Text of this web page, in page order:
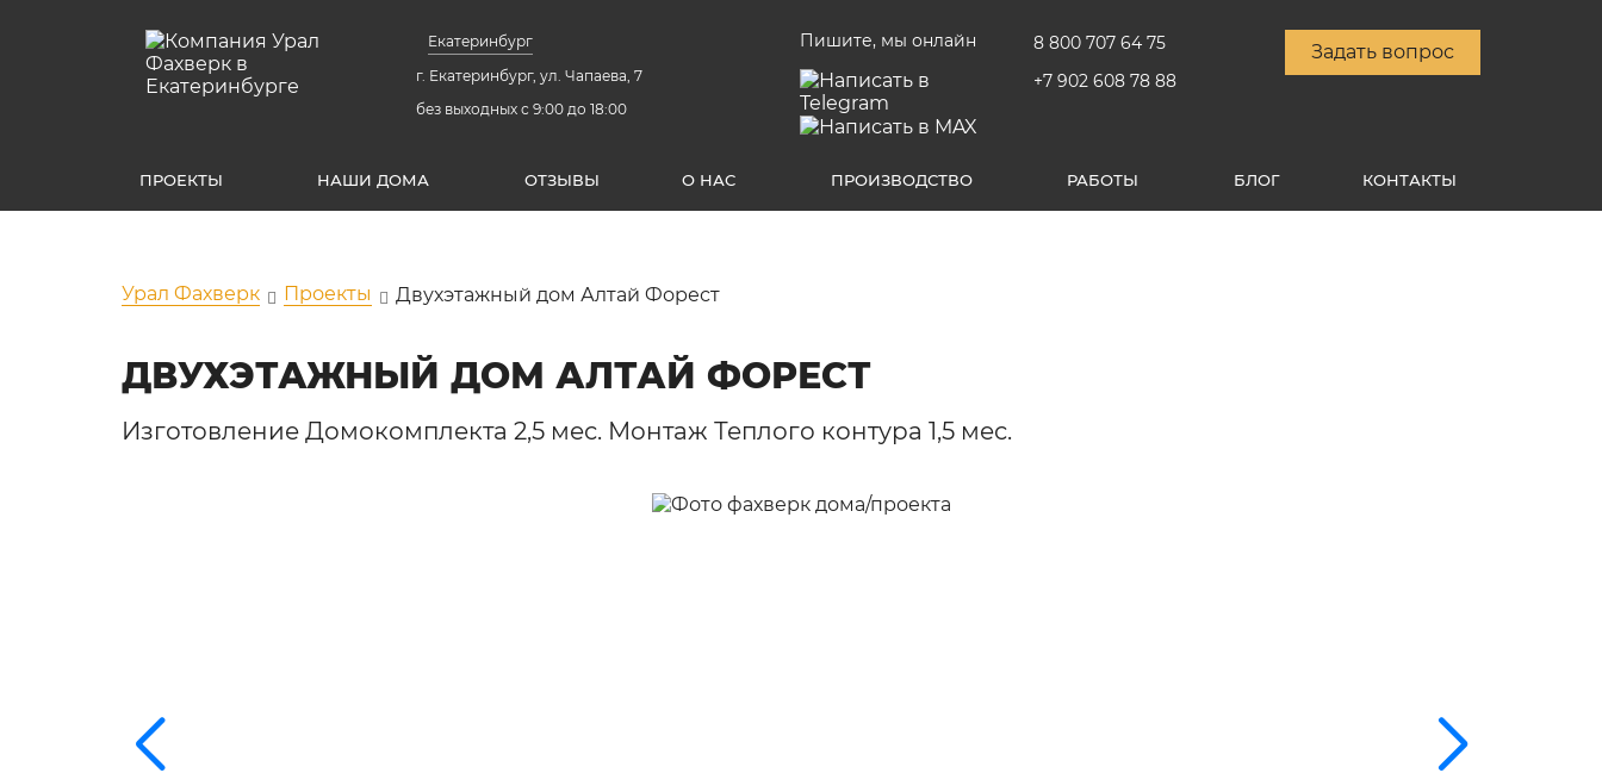
Екатеринбург
г. Екатеринбург, ул. Чапаева, 7
без выходных с 9:00 до 18:00
Пишите, мы онлайн
8 800 707 64 75
+7 902 608 78 88
Задать вопрос
ПРОЕКТЫ НАШИ ДОМА ОТЗЫВЫ О НАС ПРОИЗВОДСТВО РАБОТЫ БЛОГ КОНТАКТЫ
Урал Фахверк Проекты Двухэтажный дом Алтай Форест
ДВУХЭТАЖНЫЙ ДОМ АЛТАЙ ФОРЕСТ
Изготовление Домокомплекта 2,5 мес. Монтаж Теплого контура 1,5 мес.